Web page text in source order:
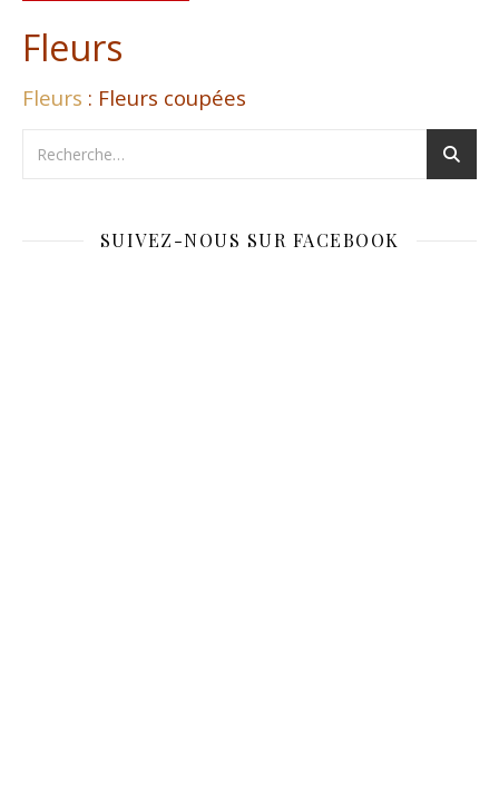
Fleurs
Fleurs : Fleurs coupées
SUIVEZ-NOUS SUR FACEBOOK